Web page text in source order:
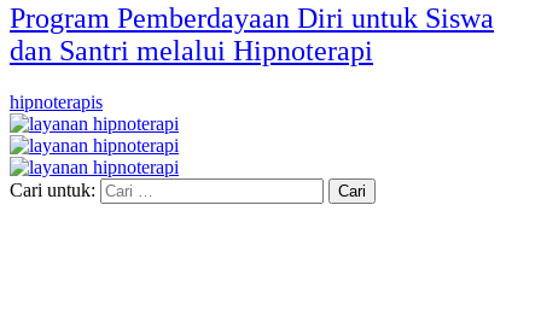
Program Pemberdayaan Diri untuk Siswa
dan Santri melalui Hipnoterapi
hipnoterapis
Cari untuk: